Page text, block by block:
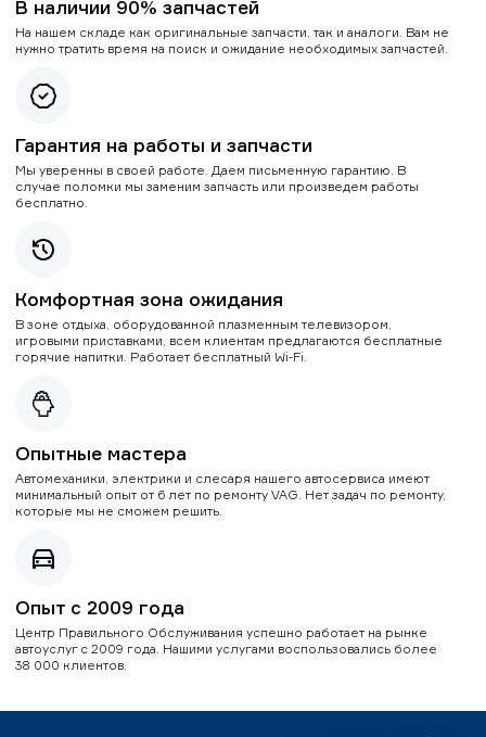
В наличии 90% запчастей
На нашем складе как оригинальные запчасти, так и аналоги. Вам не
нужно тратить время на поиск и ожидание необходимых запчастей.
Гарантия на работы и запчасти
Мы уверенны в своей работе. Даем письменную гарантию. В
случае поломки мы заменим запчасть или произведем работы
бесплатно.
Комфортная зона ожидания
В зоне отдыха, оборудованной плазменным телевизором,
игровыми приставками, всем клиентам предлагаются бесплатные
горячие напитки. Работает бесплатный Wi-Fi.
Опытные мастера
Автомеханики, электрики и слесаря нашего автосервиса имеют
минимальный опыт от 6 лет по ремонту VAG. Нет задач по ремонту,
которые мы не сможем решить.
Опыт с 2009 года
Центр Правильного Обслуживания успешно работает на рынке
автоуслуг с 2009 года. Нашими услугами воспользовались более
38 000 клиентов.